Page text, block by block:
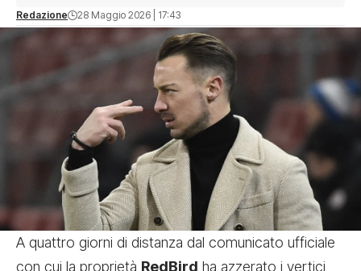
Redazione 28 Maggio 2026 | 17:43
A quattro giorni di distanza dal comunicato ufficiale
con cui la proprietà RedBird ha azzerato i vertici